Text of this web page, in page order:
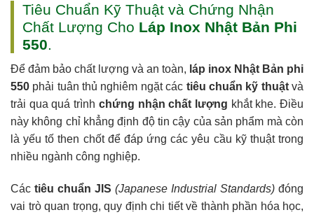
Tiêu Chuẩn Kỹ Thuật và Chứng Nhận
Chất Lượng Cho Láp Inox Nhật Bản Phi
550.
Để đảm bảo chất lượng và an toàn, láp inox Nhật Bản phi
550 phải tuân thủ nghiêm ngặt các tiêu chuẩn kỹ thuậtvà
trải qua quá trình chứng nhận chất lượng khắt khe. Điều
này không chỉ khẳng định độ tin cậy của sản phẩm mà còn
là yếu tố then chốt để đáp ứng các yêu cầu kỹ thuật trong
nhiều ngành công nghiệp.
Các tiêu chuẩn JIS (Japanese Industrial Standards) đóng
vai trò quan trọng, quy định chi tiết về thành phần hóa học,